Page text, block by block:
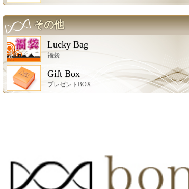
その他
Lucky Bag
福袋
Gift Box
プレゼントBOX